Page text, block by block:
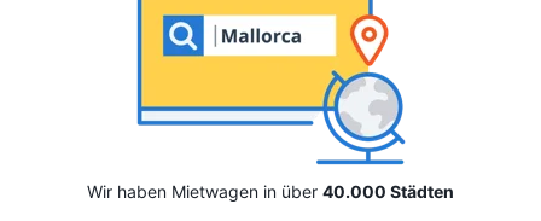
Wir haben Mietwagen in über 40.000 Städten